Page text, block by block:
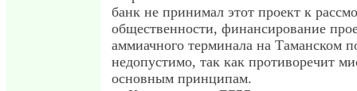
банк не принимал этот проект к
общественности, финансирование
аммиачного терминала на Таманском
недопустимо, так как противоречит
основным принципам.